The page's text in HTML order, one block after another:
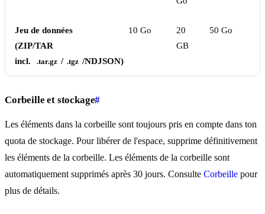
Jeu de données
(ZIP/TAR
incl.
.tar.gz / .tgz /NDJSON)
10 Go
20
GB
50 Go
Corbeille et stockage#
Les éléments dans la corbeille sont toujours pris en compte dans ton
quota de stockage. Pour libérer de l'espace, supprime définitivement
les éléments de la corbeille. Les éléments de la corbeille sont
automatiquement supprimés après 30 jours. Consulte Corbeille pour
plus de détails.